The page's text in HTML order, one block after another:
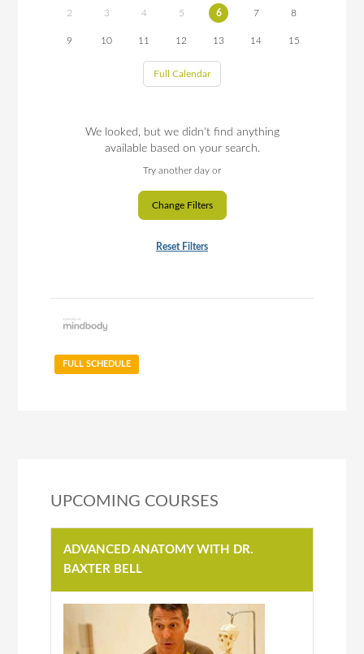
2 3 4 5 6 7 8
9 10 11 12 13 14 15
Full Calendar
We looked, but we didn't find anything
available based on your search.
Try another day or
Change Filters
Reset Filters
FULL SCHEDULE
UPCOMING COURSES
ADVANCED ANATOMY WITH DR.
BAXTER BELL